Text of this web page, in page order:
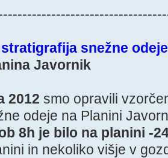
snežne
Javornik
2012 smo opravili
odeje na Planini
8h je bilo na planini -
in nekoliko višje v